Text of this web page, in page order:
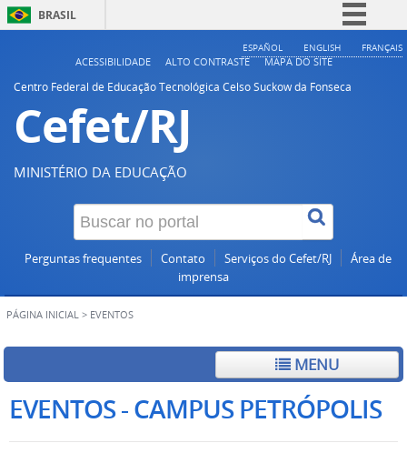
BRASIL
Simplifique!
ESPAÑOL ENGLISH FRANÇAIS
ACESSIBILIDADE ALTO CONTRASTE
MAPA DO SITE
Centro Federal de Educação Tecnológica Celso Suckow da Fonseca
Cefet/RJ
MINISTÉRIO DA EDUCAÇÃO
Perguntas frequentes Contato Serviços do Cefet/RJ
Área de
imprensa
PÁGINA INICIAL > EVENTOS
MENU
EVENTOS - CAMPUS PETRÓPOLIS